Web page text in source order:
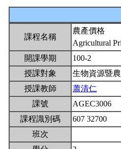
課程名稱
農產價格
Agricultural
開課學期
100-2
授課對象
生物資源暨
授課教師
蕭清仁
課號
AGEC3006
課程識別碼
607 32700
班次